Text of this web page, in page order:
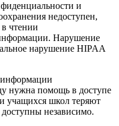
и
недоступен,
чтении
Нарушение
нарушение HIPAA
нужна помощь в доступе
учащихся школ теряют
независимо.